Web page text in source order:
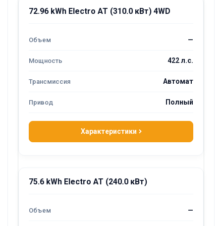
72.96 kWh Electro AT (310.0 кВт) 4WD
—
422 л.с.
Автомат
Полный
Характеристики
75.6 kWh Electro AT (240.0 кВт)
—